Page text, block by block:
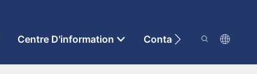
Centre D'information Contactez-Nous